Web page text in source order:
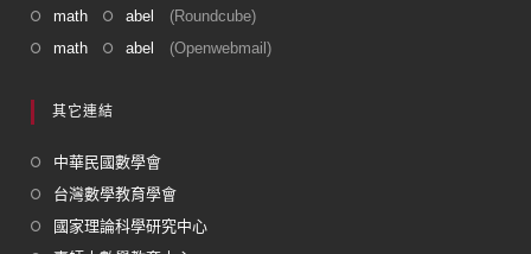
math
abel
(Roundcube)
math
abel (Openwebmail)
其它連結
中華民國數學會
台灣數學教育學會
國家理論科學研究中心